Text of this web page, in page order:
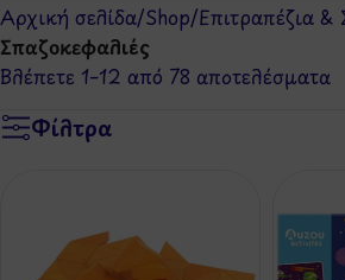
Αρχική σελίδα/Shop/Επιτραπέζια
Σπαζοκεφαλιές
Βλέπετε 1–12 από 78 αποτελέσματα
Φίλτρα